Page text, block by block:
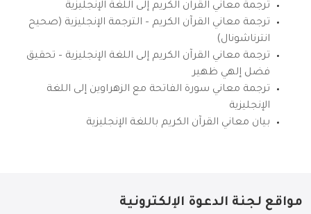
ترجمة معاني القرآن الكريم إلى اللغة الإنجليزية
ترجمة معاني القرآن الكريم – الترجمة الإنجليزية (صحيح
انترناشونال)
ترجمة معاني القرآن الكريم إلى اللغة الإنجليزية – تحقيق
فضل إلهي ظهير
ترجمة معاني سورة الفاتحة مع الزهراوين إلى اللغة
الإنجليزية
بيان معاني القرآن الكريم باللغة الإنجليزية
مواقع لجنة الدعوة الإلكترونية